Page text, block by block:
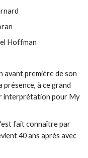
Hoffman
avant première de son
présence, à ce grand
interprétation pour My
fait connaître par
40 ans après avec